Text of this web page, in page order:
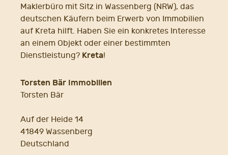
Maklerbüro mit Sitz in Wassenberg (NRW), das
deutschen Käufern beim Erwerb von Immobilien
auf Kreta hilft. Haben Sie ein konkretes Interesse
an einem Objekt oder einer bestimmten
Dienstleistung? Kreta!
Torsten Bär Immobilien
Torsten Bär
Auf der Heide 14
41849 Wassenberg
Deutschland